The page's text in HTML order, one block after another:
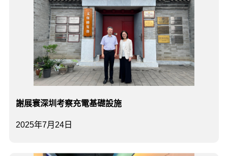
2025年7月24日
謝展寰深圳考察充電基礎設施